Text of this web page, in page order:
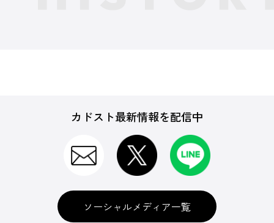
カドスト最新情報を配信中
ソーシャルメディア一覧